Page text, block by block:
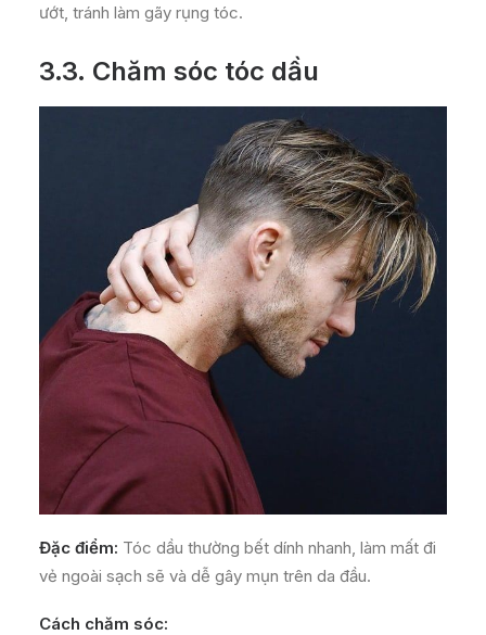
ướt, tránh làm gãy rụng tóc.
3.3. Chăm sóc tóc dầu
Đặc điểm: Tóc dầu thường bết dính nhanh, làm mất đi
vẻ ngoài sạch sẽ và dễ gây mụn trên da đầu.
Cách chăm sóc: